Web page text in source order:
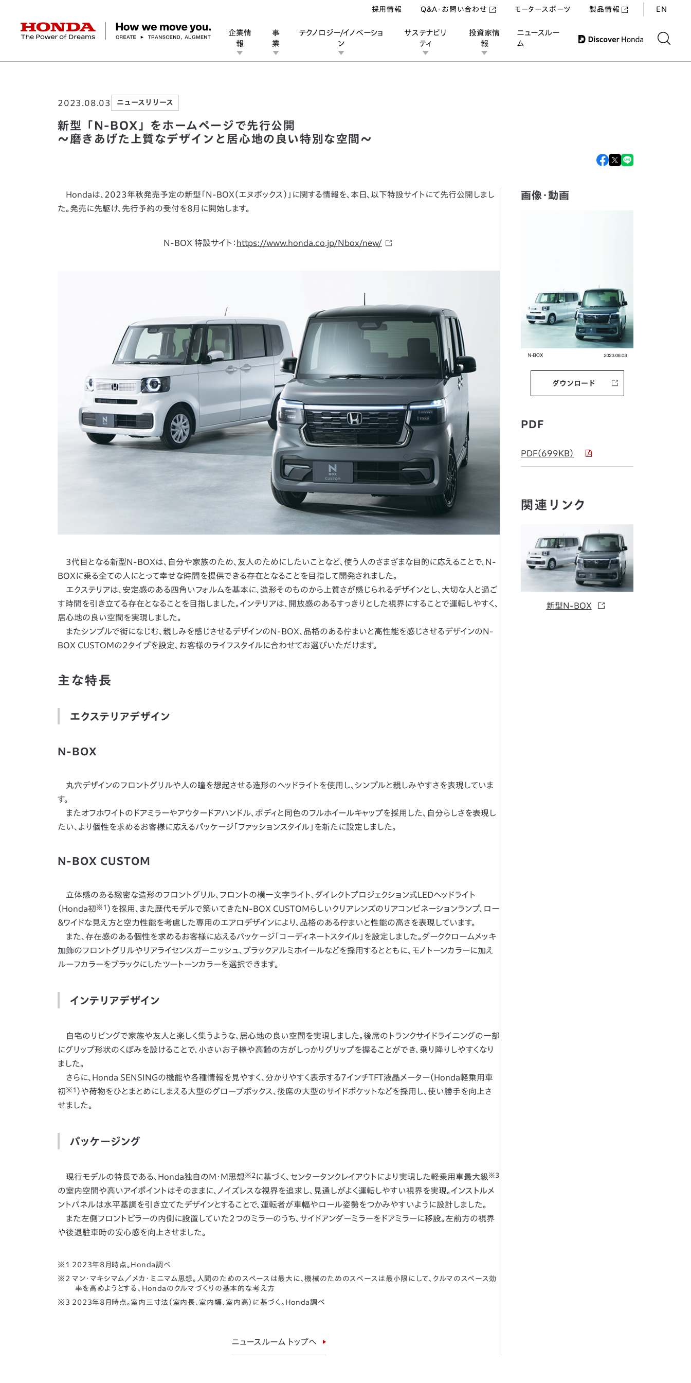
HONDA The Power of Dreams
企業情
報
経営方針 会社概要 ヒストリー
事
業
パワープロダクツ マリン
テクノロジー/イノベーショ
ン
デザイン オープンイノベーション
サステナビリ
ティ
Honda Report 環境 社会
投資家情
報
財務・業績情報 株式・債券情報
ニュースルー
ム
採用情報 Q&A・お問い合わせ モータースポーツ 製品情報 EN
新型「N-BOX」をホームページで先行公開～磨きあげた上質なデザインと居心地の良い特別な空間～
2023.08.03 ニュースリリース
新型「N-BOX」をホームページで先行公開
～磨きあげた上質なデザインと居心地の良い特別な空間～
Hondaは、2023年秋発売予定の新型「N-BOX（エヌボックス）」に関する情報を、本日、以下特設サイトにて先行公開しまし
た。発売に先駆け、先行予約の受付を8月に開始します。
N-BOX 特設サイト： https://www.honda.co.jp/Nbox/new/
3代目となる新型N-BOXは、自分や家族のため、友人のためにしたいことなど、使う人のさまざまな目的に応えることで、N-
BOXに乗る全ての人にとって幸せな時間を提供できる存在となることを目指して開発されました。
エクステリアは、安定感のある四角いフォルムを基本に、造形そのものから上質さが感じられるデザインとし、大切な人と過ご
す時間を引き立てる存在となることを目指しました。インテリアは、開放感のあるすっきりとした視界にすることで運転しやすく、
居心地の良い空間を実現しました。
またシンプルで街になじむ、親しみを感じさせるデザインのN-BOX、品格のある佇まいと高性能を感じさせるデザインのN-
BOX CUSTOMの2タイプを設定、お客様のライフスタイルに合わせてお選びいただけます。
主な特長
エクステリアデザイン
N-BOX
丸穴デザインのフロントグリルや人の瞳を想起させる造形のヘッドライトを使用し、シンプルと親しみやすさを表現していま
す。
またオフホワイトのドアミラーやアウタードアハンドル、ボディと同色のフルホイールキャップを採用した、自分らしさを表現し
たい、より個性を求めるお客様に応えるパッケージ「ファッションスタイル」を新たに設定しました。
N-BOX CUSTOM
立体感のある緻密な造形のフロントグリル、フロントの横一文字ライト、ダイレクトプロジェクション式LEDヘッドライト
（Honda初※1 ）を採用、また歴代モデルで築いてきたN-BOX CUSTOMらしいクリアレンズのリアコンビネーションランプ、ロー
＆ワイドな見え方と空力性能を考慮した専用のエアロデザインにより、品格のある佇まいと性能の高さを表現しています。
また、存在感のある個性を求めるお客様に応えるパッケージ「コーディネートスタイル」を設定しました。ダーククロームメッキ
加飾のフロントグリルやリアライセンスガーニッシュ、ブラックアルミホイールなどを採用するとともに、モノトーンカラーに加え
ルーフカラーをブラックにしたツートーンカラーを選択できます。
インテリアデザイン
自宅のリビングで家族や友人と楽しく集うような、居心地の良い空間を実現しました。後席のトランクサイドライニングの一部
にグリップ形状のくぼみを設けることで、小さいお子様や高齢の方がしっかりグリップを握ることができ、乗り降りしやすくなり
ました。
さらに、Honda SENSINGの機能や各種情報を見やすく、分かりやすく表示する7インチTFT液晶メーター（Honda軽乗用車
初※1 ）や荷物をひとまとめにしまえる大型のグローブボックス、後席の大型のサイドポケットなどを採用し、使い勝手を向上さ
せました。
パッケージング
現行モデルの特長である、Honda独自のM・M思想※2に基づく、センタータンクレイアウトにより実現した軽乗用車最大級※3
の室内空間や高いアイポイントはそのままに、ノイズレスな視界を追求し、見通しがよく運転しやすい視界を実現。インストルメ
ントパネルは水平基調を引き立てたデザインとすることで、運転者が車幅やロール姿勢をつかみやすいように設計しました。
また左側フロントピラーの内側に設置していた2つのミラーのうち、サイドアンダーミラーをドアミラーに移設。左前方の視界
や後退駐車時の安心感を向上させました。
2023年8月時点。Honda調べ
マン・マキシマム／メカ・ミニマム思想。人間のためのスペースは最大に、機械のためのスペースは最小限にして、クルマのスペース効
率を高めようとする、Hondaのクルマづくりの基本的な考え方
2023年8月時点。室内三寸法（室内長、室内幅、室内高）に基づく。Honda調べ
ニュースルーム トップへ
画像・動画
ダウンロード
PDF
PDF（699KB）
関連リンク
新型N-BOX